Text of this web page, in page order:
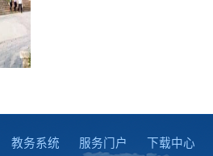
教务系统 服务门户 下载中心